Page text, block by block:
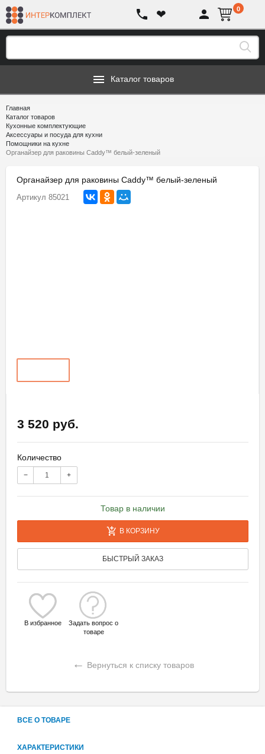
❤ 0
Каталог товаров
Главная
Каталог товаров
Кухонные комплектующие
Аксессуары и посуда для кухни
Помощники на кухне
Органайзер для раковины Caddy™ белый-зеленый
Органайзер для раковины Caddy™ белый-зеленый
Артикул 85021
3 520 руб.
Количество
− +
Товар в наличии
В КОРЗИНУ
БЫСТРЫЙ ЗАКАЗ
В избранное
Задать вопрос о
товаре
← Вернуться к списку товаров
ВСЕ О ТОВАРЕ
ХАРАКТЕРИСТИКИ